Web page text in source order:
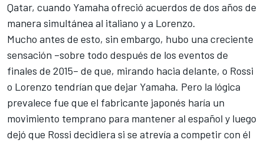
Qatar, cuando Yamaha ofreció acuerdos de dos años de
manera simultánea al italiano y a Lorenzo.
Mucho antes de esto, sin embargo, hubo una creciente
sensación –sobre todo después de los eventos de
finales de 2015– de que, mirando hacia delante, o Rossi
o Lorenzo tendrían que dejar Yamaha. Pero la lógica
prevalece fue que el fabricante japonés haría un
movimiento temprano para mantener al español y luego
dejó que Rossi decidiera si se atrevía a competir con él